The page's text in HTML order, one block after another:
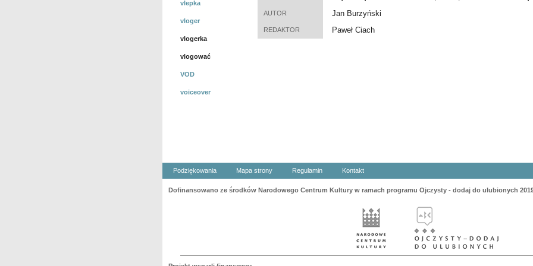
vlepka
vloger
vlogerka
vlogować
VOD
voiceover
AUTOR Jan Burzyński
REDAKTOR Paweł Ciach
Podziękowania Mapa strony Regulamin Kontakt
Dofinansowano ze środków Narodowego Centrum Kultury w ramach programu Ojczysty - dodaj do ulubionych